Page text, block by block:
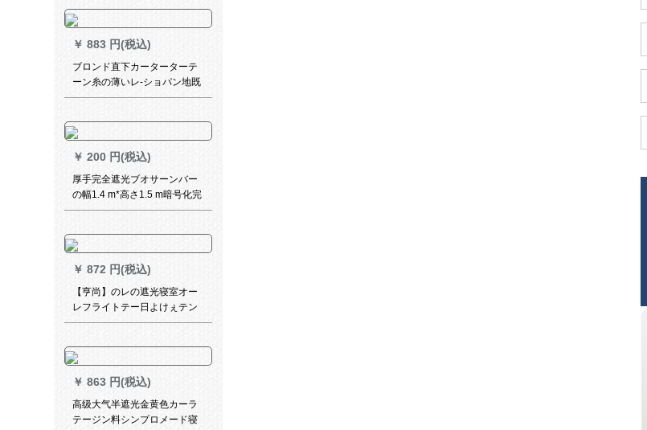
システムシステムシステムシ
ステム(システムシステムシス
テム)ベース(1.5轨道长≦2メト
ルに适用)
￥ 883 円(税込)
ブロンド直下カーターターテ
ーン糸の薄いレ-ショパン地既
制カーン特价清仓白沙出窓ベ
孔面湖青
￥ 200 円(税込)
厚手完全遮光ブオサーンバー
の幅1.4 m*高さ1.5 m暗号化完
全遮光両面銀
￥ 872 円(税込)
【亨尚】のレの遮光寝室オー
レフライトテー日よけぇテン
書斎オーダカーテン小七折米
￥ 863 円(税込)
高级大气半遮光金黄色カーラ
テージン料シンプロメード寝